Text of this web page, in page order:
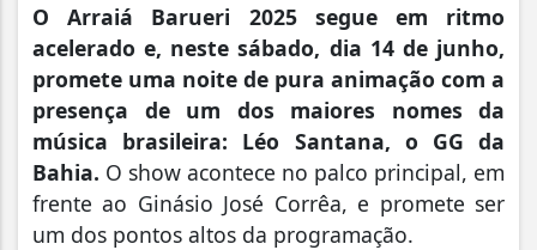
O Arraiá Barueri 2025 segue em ritmo
acelerado e, neste sábado, dia 14 de junho,
promete uma noite de pura animação com a
presença de um dos maiores nomes da
música brasileira: Léo Santana, o GG da
Bahia. O show acontece no palco principal, em
frente ao Ginásio José Corrêa, e promete ser
um dos pontos altos da programação.